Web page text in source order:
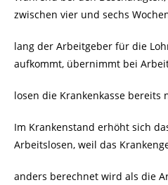
zwischen vier und sechs
lang der Arbeitgeber für die
aufkommt, übernimmt bei
losen die Krankenkasse bereits
Im Krankenstand erhöht sich
Arbeitslosen, weil das
anders berechnet wird als die